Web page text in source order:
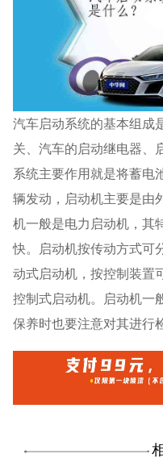
汽车启动系统的基本组成
关、汽车的启动继电器、
系统主要作用就是将蓄电
辆发动，启动机主要是由
机一般是电力启动机，其
快。启动机按传动方式可
动式启动机，按控制装置
控制式启动机。启动机一
保养时也要注意对其进行